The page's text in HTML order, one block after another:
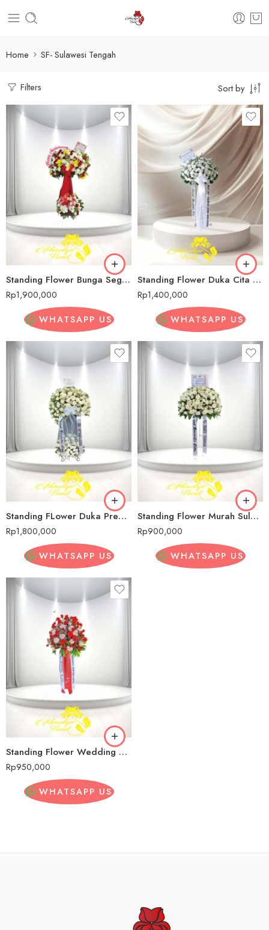
Home SF- Sulawesi Tengah
Filters Sort by
Standing Flower Bunga Segar Pernikahan Sulawesi Tengah
Rp1,900,000
WHATSAPP US
Standing Flower Duka Cita Sulawesi Tengah
Rp1,400,000
WHATSAPP US
Standing FLower Duka Premium Sulawesi Tengah
Rp1,800,000
WHATSAPP US
Standing Flower Murah Sulawesi Tengah
Rp900,000
WHATSAPP US
Standing Flower Wedding Murah Sulawesi Tengah
Rp950,000
WHATSAPP US